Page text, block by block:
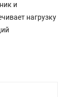
и
нагрузку